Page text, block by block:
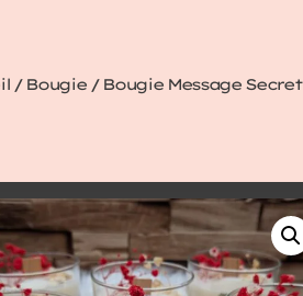
/ Bougie/ Bougie Message Secret